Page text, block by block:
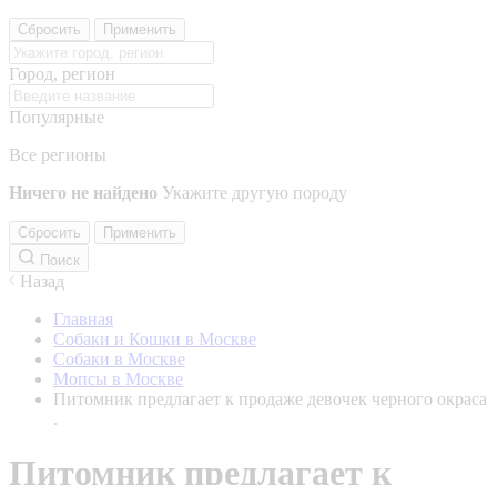
Сбросить Применить
Город, регион
Популярные
Все регионы
Ничего не найдено Укажите другую породу
Сбросить
Применить
Поиск
Назад
Главная
Собаки и Кошки в Москве
Собаки в Москве
Мопсы в Москве
Питомник предлагает к продаже девочек черного окраса
.
Питомник предлагает к